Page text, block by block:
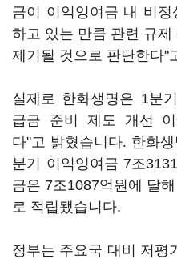
금이 이익잉여금 내 비정
하고 있는 만큼 관련 규
제기될 것으로 판단한다"
실제로 한화생명은 1분
급금 준비 제도 개선
다"고 밝혔습니다. 한화
분기 이익잉여금 7조
금은 7조1087억원에 달
로 적립됐습니다.
정부는 주요국 대비 저평